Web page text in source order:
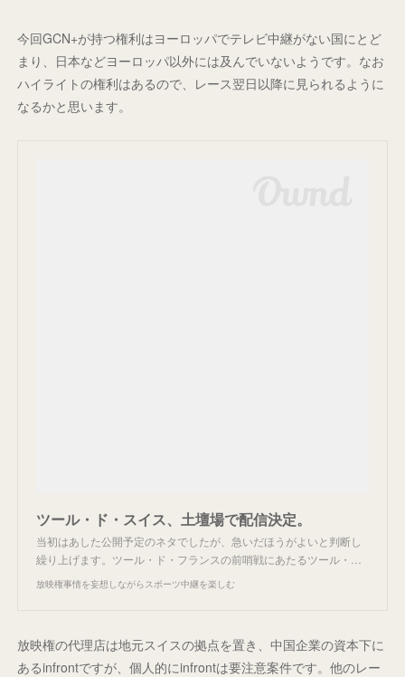
今回GCN+が持つ権利はヨーロッパでテレビ中継がない国にとど
まり、日本などヨーロッパ以外には及んでいないようです。なお
ハイライトの権利はあるので、レース翌日以降に見られるように
なるかと思います。
ツール・ド・スイス、土壇場で配信決定。
当初はあした公開予定のネタでしたが、急いだほうがよいと判断し
繰り上げます。ツール・ド・フランスの前哨戦にあたるツール・…
放映権事情を妄想しながらスポーツ中継を楽しむ
放映権の代理店は地元スイスの拠点を置き、中国企業の資本下に
あるinfrontですが、個人的にinfrontは要注意案件です。他のレー